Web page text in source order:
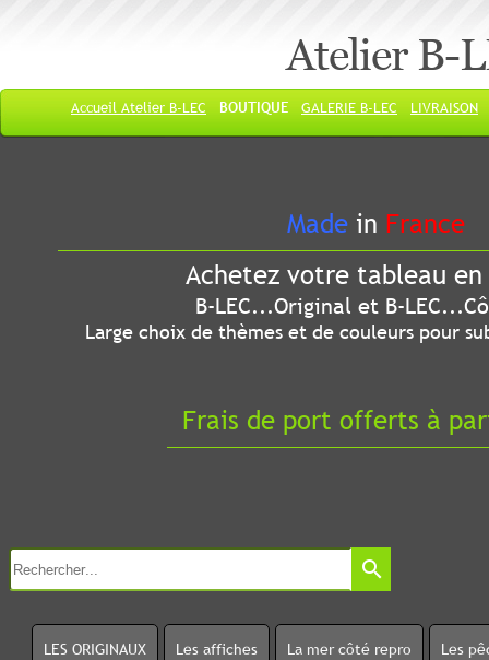
Atelier B-
Accueil Atelier B-LEC BOUTIQUE GALERIE B-LEC LIVRAISON
Made in France
Achetez votre tableau
B-LEC...Original et B-
Large choix de thèmes et de couleurs pour
Frais de port offerts à
search
LES ORIGINAUX Les affiches La mer côté repro Les